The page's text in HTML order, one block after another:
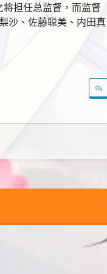
担任总监督，而监督
沙、佐藤聪美、内田真